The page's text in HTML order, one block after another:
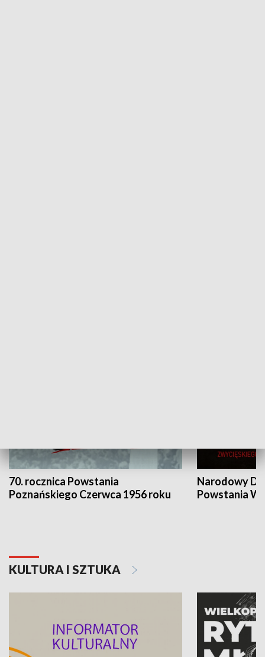
70. rocznica Powstania
Poznańskiego Czerwca 1956 roku
Narodowy
Powstania
KULTURA I SZTUKA